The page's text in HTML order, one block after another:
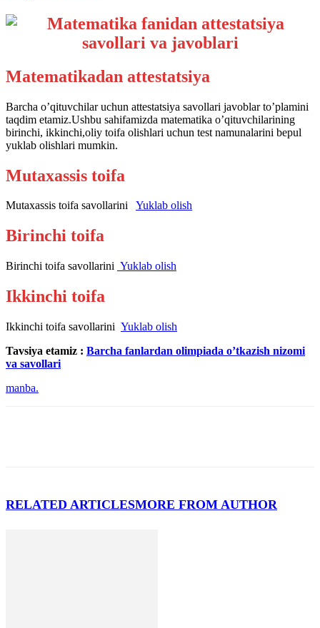
Matematikadan attestatsiya
Barcha o’qituvchilar uchun attestatsiya savollari javoblar to’plamini
taqdim etamiz.Ushbu sahifamizda matematika o’qituvchilarining
birinchi, ikkinchi,oliy toifa olishlari uchun test namunalarini bepul
yuklab olishlari mumkin.
Mutaxassis toifa
Mutaxassis toifa savollarini Yuklab olish
Birinchi toifa
Birinchi toifa savollarini Yuklab olish
Ikkinchi toifa
Ikkinchi toifa savollarini Yuklab olish
Tavsiya etamiz : Barcha fanlardan olimpiada o’tkazish nizomi
va savollari
manba.
RELATED ARTICLESMORE FROM AUTHOR